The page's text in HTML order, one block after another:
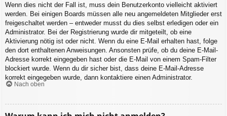
Wenn dies nicht der Fall ist, muss dein Benutzerkonto vielleicht aktiviert
werden. Bei einigen Boards müssen alle neu angemeldeten Mitglieder erst
freigeschaltet werden – entweder musst du dies selbst erledigen oder ein
Administrator. Bei der Registrierung wurde dir mitgeteilt, ob eine
Aktivierung nötig ist oder nicht. Wenn du eine E-Mail erhalten hast, folge
den dort enthaltenen Anweisungen. Ansonsten prüfe, ob du deine E-Mail-
Adresse korrekt eingegeben hast oder die E-Mail von einem Spam-Filter
blockiert wurde. Wenn du dir sicher bist, dass deine E-Mail-Adresse
korrekt eingegeben wurde, dann kontaktiere einen Administrator.
Nach oben